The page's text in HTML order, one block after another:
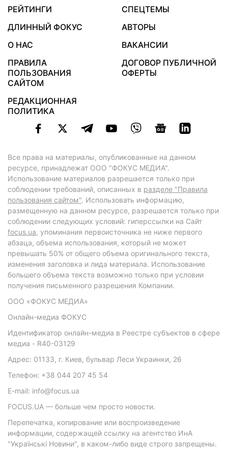
РЕЙТИНГИ
СПЕЦТЕМЫ
ДЛИННЫЙ ФОКУС
АВТОРЫ
О НАС
ВАКАНСИИ
ПРАВИЛА
ПОЛЬЗОВАНИЯ
САЙТОМ
ДОГОВОР ПУБЛИЧНОЙ
ОФЕРТЫ
РЕДАКЦИОННАЯ
ПОЛИТИКА
Все права на материалы, опубликованные на данном
ресурсе, принадлежат ООО "ФОКУС МЕДИА".
Использование материалов разрешается только при
соблюдении требований, описанных в разделе "Правила
пользования сайтом". Использовать информацию,
размещенную на данном ресурсе, разрешается только при
соблюдении следующих условий: гиперссылки на Сайт
focus.ua, упоминания первоисточника не ниже первого
абзаца, объема использования, который не может
превышать 50% от общего объема оригинального текста,
изменения заголовка и лида материала. Использование
большего объема текста возможно только при условии
получения письменного разрешения Компании.
ООО «ФОКУС МЕДИА»
Онлайн-медиа ФОКУС
Идентификатор онлайн-медиа в Реестре субъектов в сфере
медиа - R40-03129
Адрес: 01133, г. Киев, бульвар Леси Украинки, 26
Телефон: +38 044 207 45 54
E-mail: info@focus.ua
FOCUS.UA — больше чем просто новости.
Перепечатка, копирование или воспроизведение
информации, содержащей ссылку на агентство ИнА
"Українські Новини", в каком-либо виде строго запрещены.